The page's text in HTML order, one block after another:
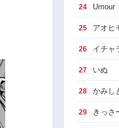
24 Umour
25 アオヒ
26 イチャ
27 いぬ
28 かみし
29 きっさ